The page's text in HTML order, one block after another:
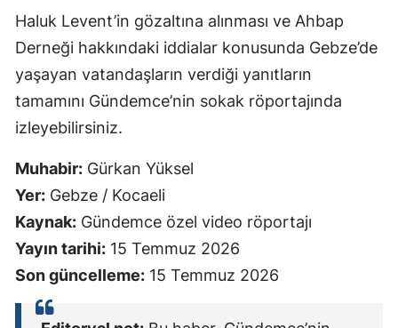
Haluk Levent’in gözaltına alınması ve Ahbap
Derneği hakkındaki iddialar konusunda Gebze’de
yaşayan vatandaşların verdiği yanıtların
tamamını Gündemce’nin sokak röportajında
izleyebilirsiniz.
Muhabir: Gürkan Yüksel
Yer: Gebze / Kocaeli
Kaynak: Gündemce özel video röportajı
Yayın tarihi: 15 Temmuz 2026
Son güncelleme: 15 Temmuz 2026